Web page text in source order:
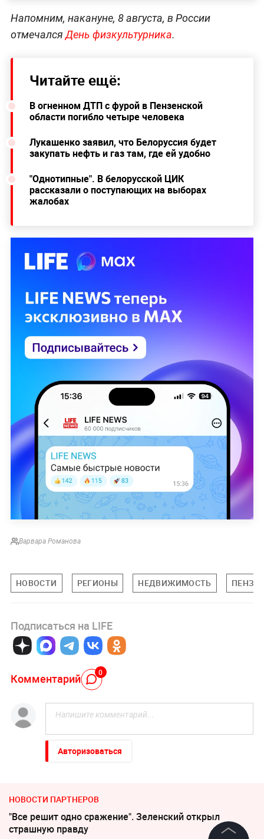
Напомним, накануне, 8 августа, в России
отмечалсяДень физкультурника.
Читайте ещё:
В огненном ДТП с фурой в Пензенской
области погибло четыре человека
Лукашенко заявил, что Белоруссия будет
закупать нефть и газ там, где ей удобно
"Однотипные". В белорусской ЦИК
рассказали о поступающих на выборах
жалобах
Варвара Романова
НОВОСТИ РЕГИОНЫ НЕДВИЖИМОСТЬ
Подписаться на LIFE
Комментарий 0
Авторизоваться
НОВОСТИ ПАРТНЕРОВ
"Все решит одно сражение". Зеленский открыл
страшную правду